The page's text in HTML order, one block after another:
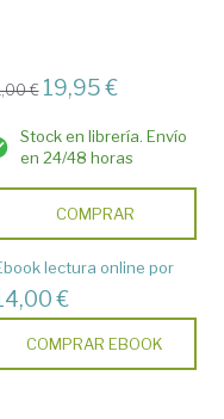
€ 19,95 €
Stock en librería. Envío
en 24/48 horas
COMPRAR
lectura online por
€
COMPRAR EBOOK